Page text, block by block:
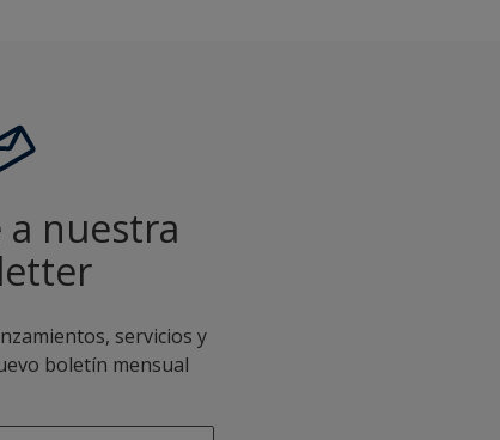
nuestra
servicios y
boletín mensual